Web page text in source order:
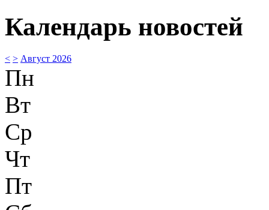
Календарь новостей
< > Август 2026
Пн
Вт
Ср
Чт
Пт